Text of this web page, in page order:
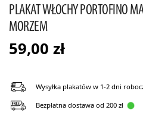
PLAKAT WŁOCHY PORTOFINO
MORZEM
59,00 zł
Wysyłka plakatów w 1-2 dni
Bezpłatna dostawa od 200 zł